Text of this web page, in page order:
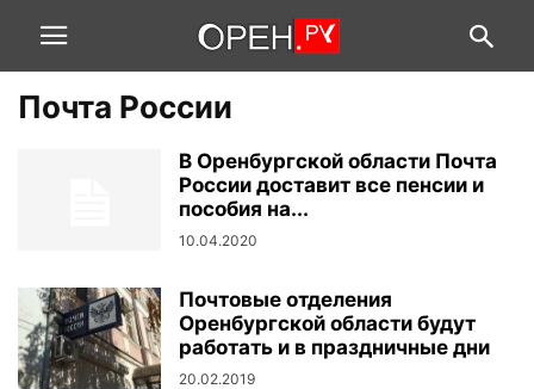
Почта России
В Оренбургской области Почта
России доставит все пенсии и
пособия на...
10.04.2020
Почтовые отделения
Оренбургской области будут
работать и в праздничные дни
20.02.2019